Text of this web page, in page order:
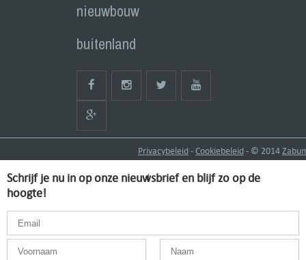
nieuwbouw
buitenland
Privacybeleid-Cookiebeleid- © 2014Zabun
Schrijf je nu in op onze nieuwsbrief en blijf zo op de
hoogte!